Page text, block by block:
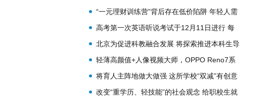
“一元理财训练营”背后存在低价陷阱 年轻人需
避坑
高考第一次英语听说考试于12月11日进行 每
场次考试时长约35分钟
北京为促进科教融合发展 将探索推进本科生导
师制
轻薄高颜值+人像视频大师，OPPO Reno7系
列重磅上线
将育人主阵地做大做强 这所学校“双减”有创意
改变“重学历、轻技能”的社会观念 给职校生就